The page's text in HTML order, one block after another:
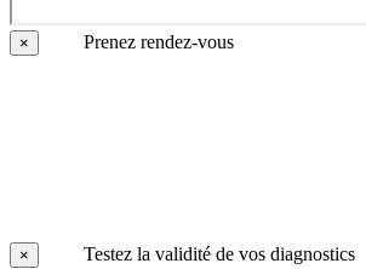
× Prenez rendez-vous
× Testez la validité de vos diagnostics